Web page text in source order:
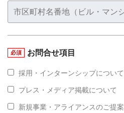
必須 お問合せ項目
採用・インターンシップについて
プレス・メディア掲載について
新規事業・アライアンスのご提案